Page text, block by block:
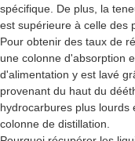
spécifique. De plus, la
est supérieure à celle des
Pour obtenir des taux de
une colonne d'absorption
d'alimentation y est lavé
provenant du haut du
hydrocarbures plus
colonne de distillation.